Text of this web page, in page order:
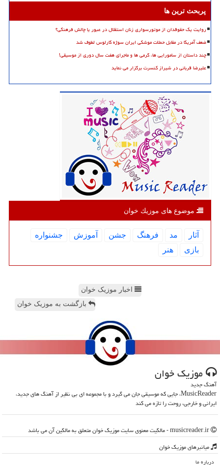
پربحث ترین ها
روایت یک حقوقدان از موتورسواری زنان استقلال در عبور یا چالش فرهنگی؟
ضعف آمریکا در مقابل حملات موشکی ایران سوژه کارلوس لطوف شد
چند داستان از سامورایی ها، گرمی ها و ماجرای هفت سال دوری از موسیقی!
علیرضا قربانی در شیراز کنسرت برگزار می نماید
موضوع های موزیك خوان
آثار مد فرهنگ جشن آموزش
جشنواره
بازی
هنر
اخبار موزیک خوان
بازگشت به موزیک خوان
موزیك خوان
آهنگ جدید
MusicReader، جایی که موسیقی جان می گیرد و با مجموعه ای بی نظیر از آهنگ های جدید،
ایرانی و خارجی، روحت را تازه می کند
میانبرهای موزیك خوان
درباره ما